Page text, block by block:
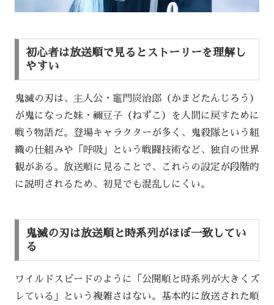
初心者は放送順で見るとストーリーを理解し
やすい
鬼滅の刃は、主人公・竈門炭治郎（かまどたんじろう）
が鬼になった妹・禰豆子（ねずこ）を人間に戻すために
戦う物語だ。登場キャラクターが多く、鬼殺隊という組
織の仕組みや「呼吸」という戦闘技術など、独自の世界
観がある。放送順に見ることで、これらの設定が段階的
に説明されるため、初見でも混乱しにくい。
鬼滅の刃は放送順と時系列がほぼ一致してい
る
ワイルドスピードのように「公開順と時系列が大きくズ
レている」という複雑さはない。基本的に放送された順